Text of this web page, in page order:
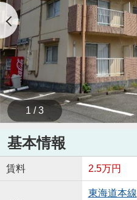
1 / 3
基本情報
賃料 2.5万円
東海道本線